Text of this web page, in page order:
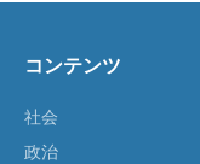
コンテンツ
社会
政治